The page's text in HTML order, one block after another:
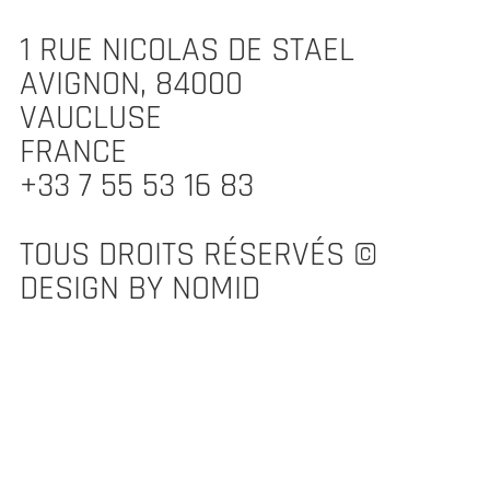
1 RUE NICOLAS DE STAEL
AVIGNON, 84000
VAUCLUSE
FRANCE
+33 7 55 53 16 83
TOUS DROITS RÉSERVÉS ©
DESIGN BY NOMID